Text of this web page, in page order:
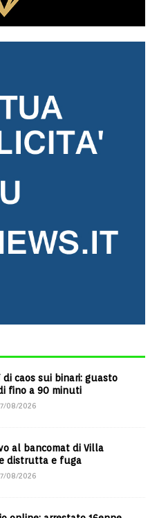
caos sui binari: guasto
fino a 90 minuti
08/2026
al bancomat di Villa
distrutta e fuga
08/2026